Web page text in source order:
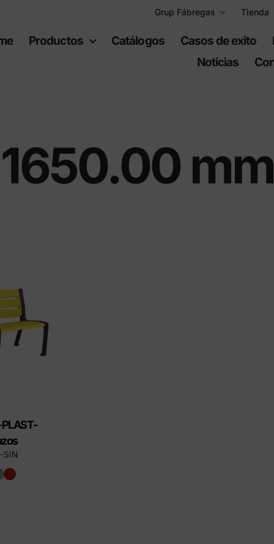
Grup Fábregas Tienda
Productos
Eco-Friendly
Espacios
recreativos
Catálogos Casos de exito
Noticias
1650.00 mm
SIN